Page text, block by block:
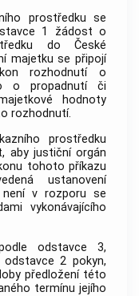
prostředku se
1 žádost o
do České
majetku se připojí
rozhodnutí o
o propadnutí či
hodnoty
rozhodnutí.
prostředku
aby justiční orgán
tohoto příkazu
ustanovení
v rozporu se
vykonávajícího
odstavce 3,
odstavce 2 pokyn,
předložení této
termínu jejího